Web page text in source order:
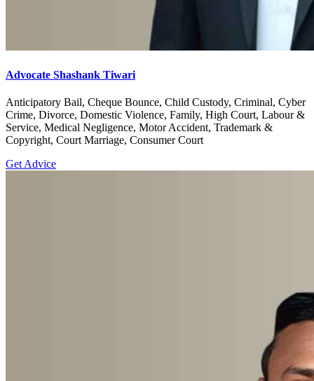
Advocate Shashank Tiwari
Anticipatory Bail, Cheque Bounce, Child Custody, Criminal, Cyber
Crime, Divorce, Domestic Violence, Family, High Court, Labour &
Service, Medical Negligence, Motor Accident, Trademark &
Copyright, Court Marriage, Consumer Court
Get Advice